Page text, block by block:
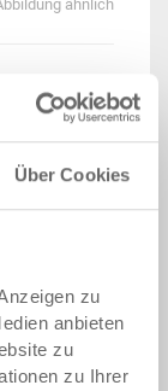
Über Cookies
zu
anbieten
zu
zu Ihrer
ähnlich